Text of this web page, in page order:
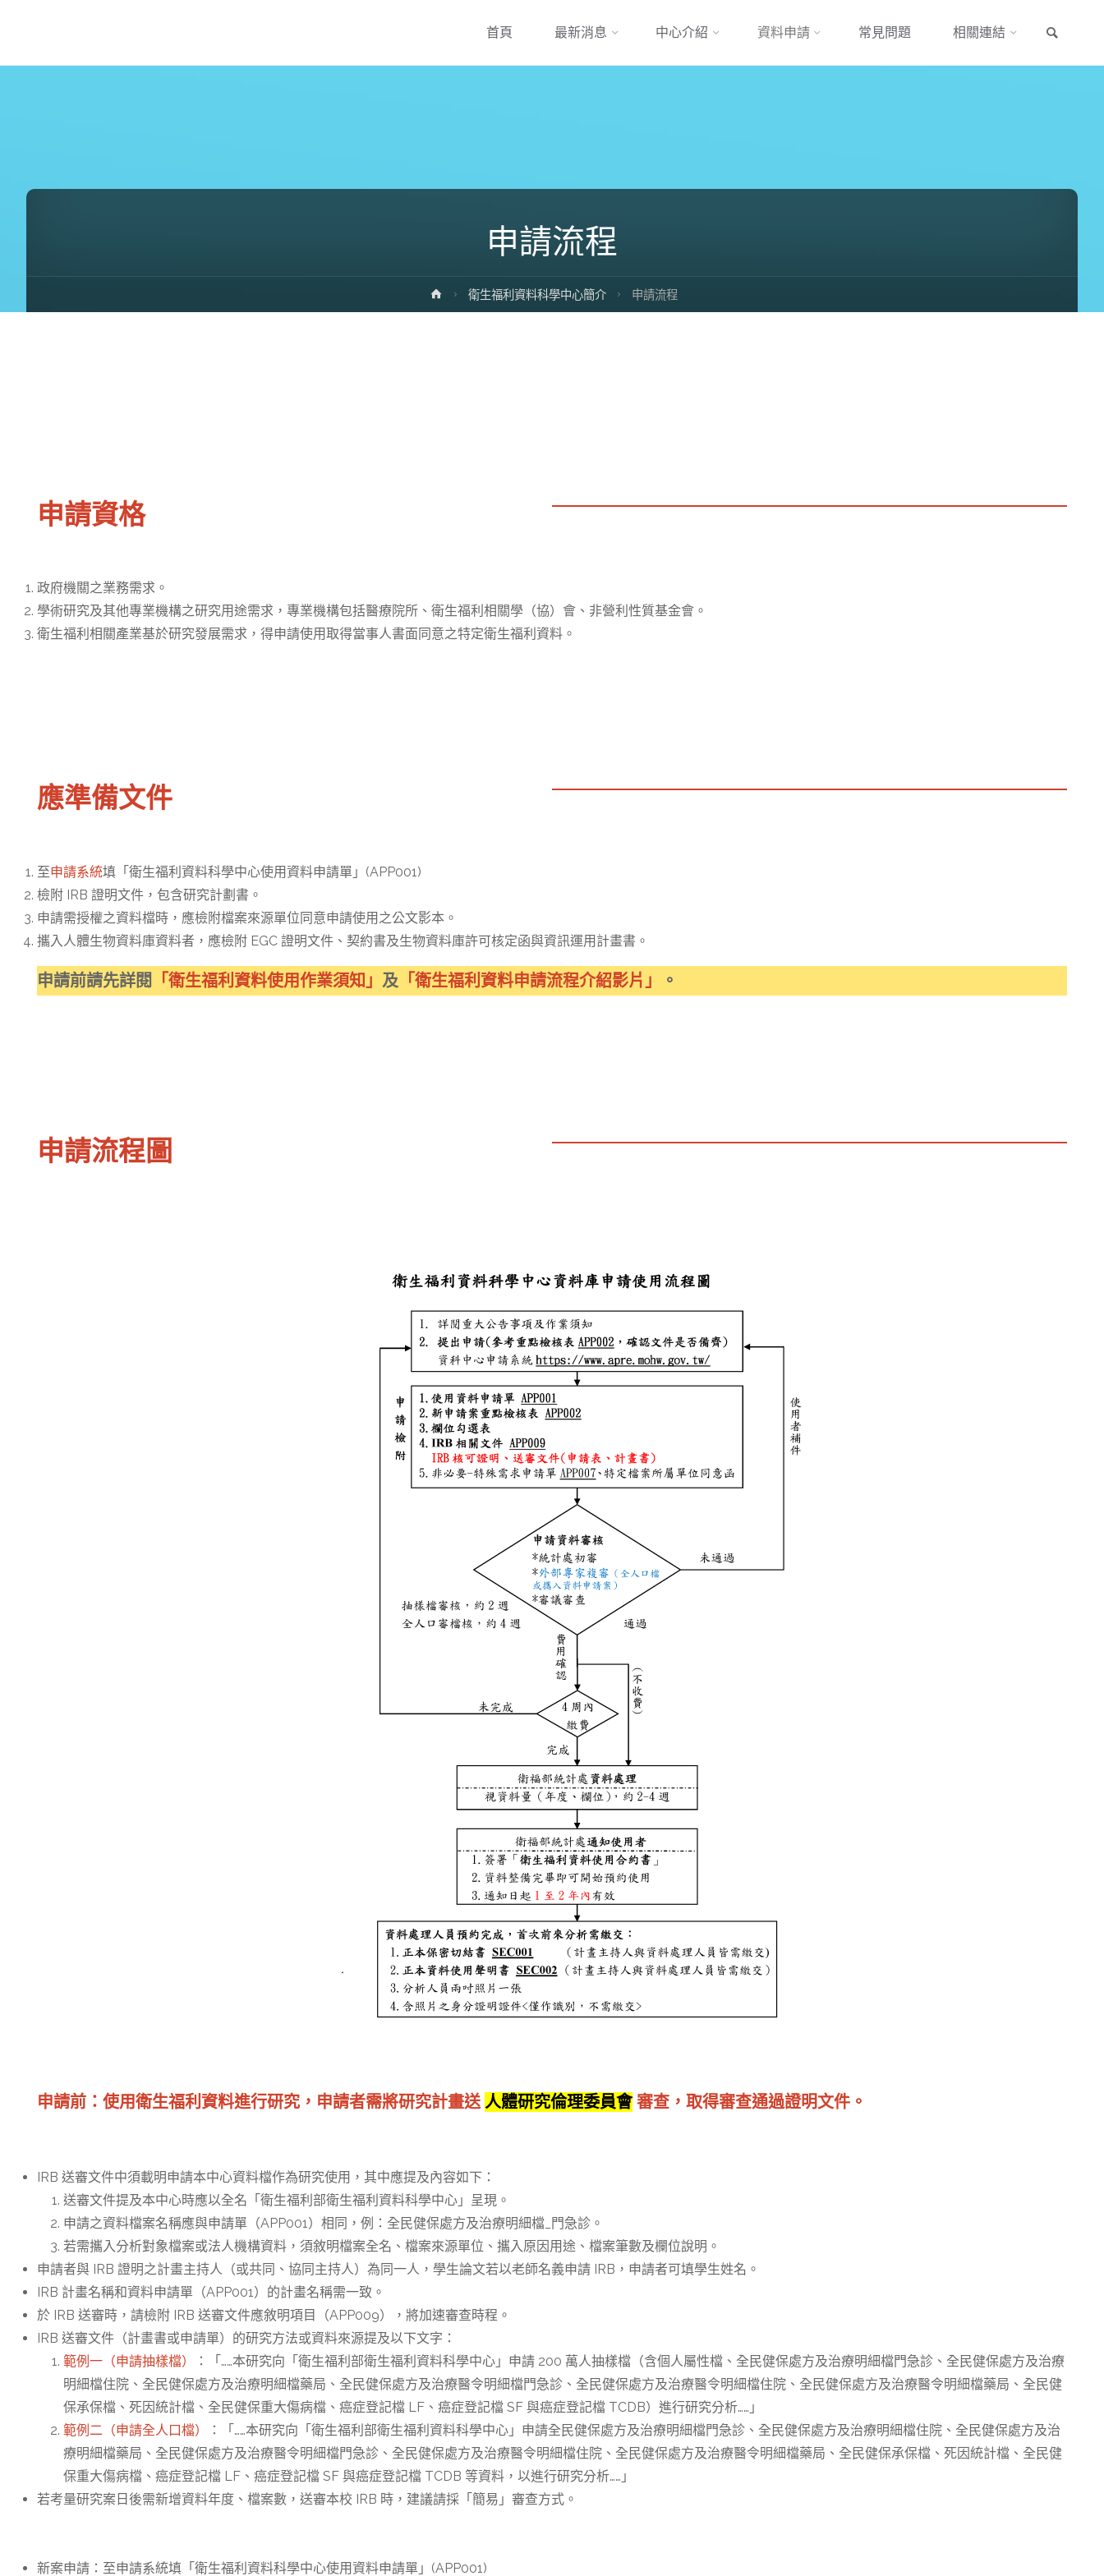
跳
到
首頁 最新消息 中心介紹 資料申請 常見問題 相關連結
申請流程
Home衛生福利資料科學中心簡介 申請流程
申請資格
政府機關之業務需求。
學術研究及其他專業機構之研究用途需求，專業機構包括醫療院所、衛生福利相關學（協）會、非營利性質基金會。
衛生福利相關產業基於研究發展需求，得申請使用取得當事人書面同意之特定衛生福利資料。
應準備文件
至申請系統填「衛生福利資料科學中心使用資料申請單」(APP001)
檢附 IRB 證明文件，包含研究計劃書。
申請需授權之資料檔時，應檢附檔案來源單位同意申請使用之公文影本。
攜入人體生物資料庫資料者，應檢附 EGC 證明文件、契約書及生物資料庫許可核定函與資訊運用計畫書。
申請前請先詳閱 「衛生福利資料使用作業須知」 及 「衛生福利資料申請流程介紹影片」 。
申請流程圖
申請前：使用衛生福利資料進行研究，申請者需將研究計畫送人體研究倫理委員會審查，取得審查通過證明文件。
IRB 送審文件中須載明申請本中心資料檔作為研究使用，其中應提及內容如下：
送審文件提及本中心時應以全名「衛生福利部衛生福利資料科學中心」呈現。
申請之資料檔案名稱應與申請單（APP001）相同，例：全民健保處方及治療明細檔_門急診。
若需攜入分析對象檔案或法人機構資料，須敘明檔案全名、檔案來源單位、攜入原因用途、檔案筆數及欄位說明。
申請者與 IRB 證明之計畫主持人（或共同、協同主持人）為同一人，學生論文若以老師名義申請 IRB，申請者可填學生姓名。
IRB 計畫名稱和資料申請單（APP001）的計畫名稱需一致。
於 IRB 送審時，請檢附 IRB 送審文件應敘明項目（APP009），將加速審查時程。
IRB 送審文件（計畫書或申請單）的研究方法或資料來源提及以下文字：
​範例一（申請抽樣檔）
：「……本研究向「衛生福利部衛生福利資料科學中心」申請 200 萬人抽樣檔（含個人屬性檔、全民健保處方及治療明細檔門急診、全民健保處方及治療
明細檔住院、全民健保處方及治療明細檔藥局、全民健保處方及治療醫令明細檔門急診、全民健保處方及治療醫令明細檔住院、全民健保處方及治療醫令明細檔藥局、全民健
保承保檔、死因統計檔、全民健保重大傷病檔、癌症登記檔 LF、癌症登記檔 SF 與癌症登記檔 TCDB）進行研究分析……」
範例二（申請全人口檔）
：「……本研究向「衛生福利部衛生福利資料科學中心」申請全民健保處方及治療明細檔門急診、全民健保處方及治療明細檔住院、全民健保處方及治
療明細檔藥局、全民健保處方及治療醫令明細檔門急診、全民健保處方及治療醫令明細檔住院、全民健保處方及治療醫令明細檔藥局、全民健保承保檔、死因統計檔、全民健
保重大傷病檔、癌症登記檔 LF、癌症登記檔 SF 與癌症登記檔 TCDB 等資料，以進行研究分析……」
​若考量研究案日後需新增資料年度、檔案數，送審本校 IRB 時，建議請採「簡易」審查方式。
新案申請：至申請系統填「衛生福利資料科學中心使用資料申請單」(APP001)